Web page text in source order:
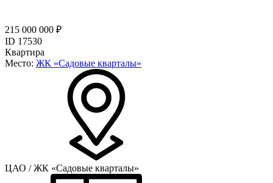
215 000 000 ₽
ID 17530
Квартира
Место: ЖК «Садовые кварталы»
ЦАО / ЖК «Садовые кварталы»